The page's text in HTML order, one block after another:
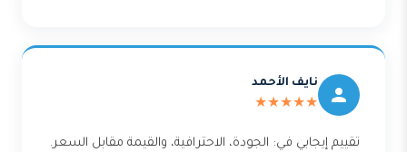
نايف الأحمد
★★★★★
تقييم إيجابي في: الجودة، الاحترافية، والقيمة مقابل السعر.